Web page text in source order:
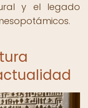
y el legado